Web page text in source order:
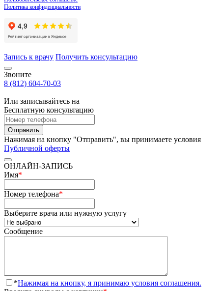
Политика конфиденциальности
Запись к врачу Получить консультацию
Звоните
8 (812) 604-70-03
Или записывайтесь на
Бесплатную консультацию
Отправить
Нажимая на кнопку "Отправить", вы принимаете условия
Публичной оферты
ОНЛАЙН-ЗАПИСЬ
Имя*
Номер телефона*
Выберите врача или нужную услугу
Сообщение
*Нажимая на кнопку, я принимаю условия соглашения.